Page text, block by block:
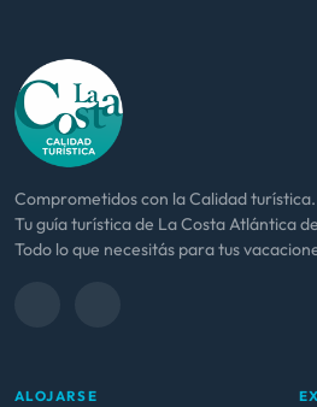
Comprometidos con la Calidad turística.
Tu guía turística de La Costa Atlántica
Todo lo que necesitás para tus
ALOJARSE